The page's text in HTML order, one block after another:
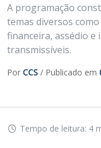
A programação
temas diversos
financeira, assédio e
transmissíveis.
Por CCS / Publicado em
Tempo de leitura: 4